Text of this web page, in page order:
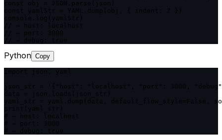
Python Copy
json_str = '{"host": "localhost", "port": 3000,
yaml_str = yaml.dump(data, default_flow_style=False,